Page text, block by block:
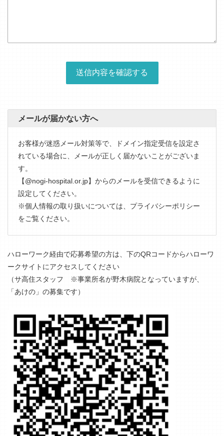
メールが届かない方へ
お客様が迷惑メール対策等で、ドメイン指定受信を設定さ
れている場合に、メールが正しく届かないことがございま
す。
【@nogi-hospital.or.jp】からのメールを受信できるように
設定してください。
※個人情報の取り扱いについては、 プライバシーポリシー
をご覧ください。
ハローワーク経由で応募希望の方は、下のQRコードからハローワ
ークサイトにアクセスしてください
（サ高住スタッフ ※事業所名が野木病院となっていますが、
「あけの」の募集です）